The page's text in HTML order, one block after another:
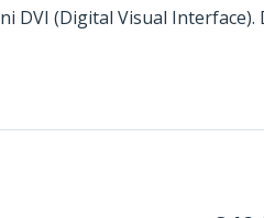
(Digital Visual Interface).